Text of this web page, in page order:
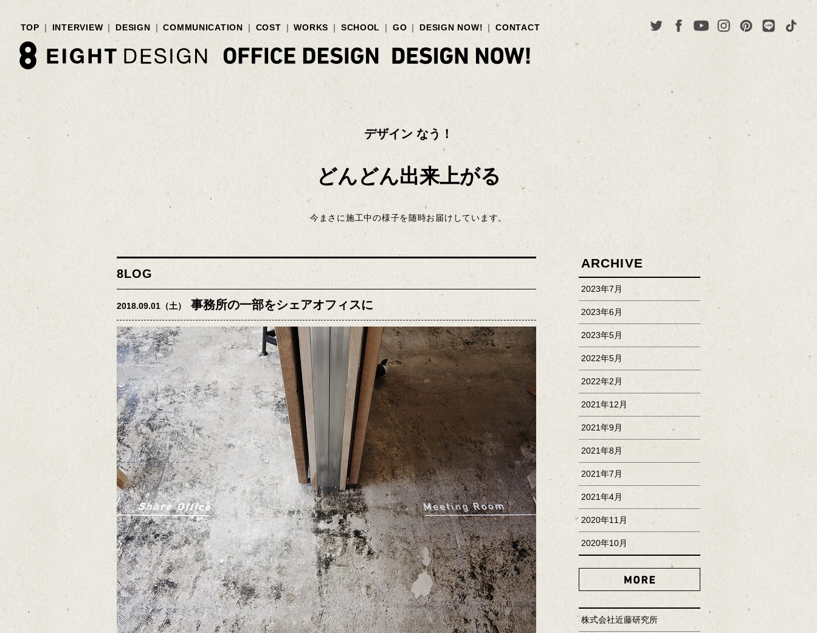
TOP INTERVIEW DESIGN COMMUNICATION COST WORKS SCHOOL GO DESIGN NOW! CONTACT
デザイン なう！
どんどん出来上がる
今まさに施工中の様子を随時お届けしています。
8LOG
2018.09.01（土） 事務所の一部をシェアオフィスに
ARCHIVE
2023年7月
2023年6月
2023年5月
2022年5月
2022年2月
2021年12月
2021年9月
2021年8月
2021年7月
2021年4月
2020年11月
2020年10月
MORE
株式会社近藤研究所